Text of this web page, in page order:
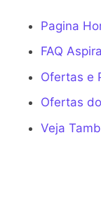
Pagina
FAQ
Ofertas e
Ofertas
Veja